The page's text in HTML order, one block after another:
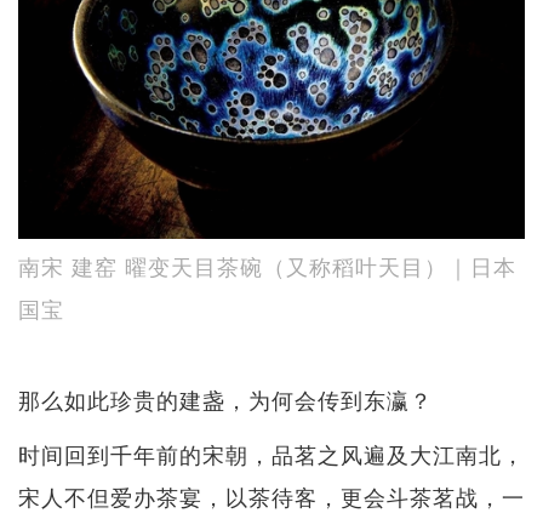
南宋 建窑 曜变天目茶碗（又称稻叶天目）｜日本
国宝
那么如此珍贵的建盏，为何会传到东瀛？
时间回到千年前的宋朝，品茗之风遍及大江南北，
宋人不但爱办茶宴，以茶待客，更会斗茶茗战，一